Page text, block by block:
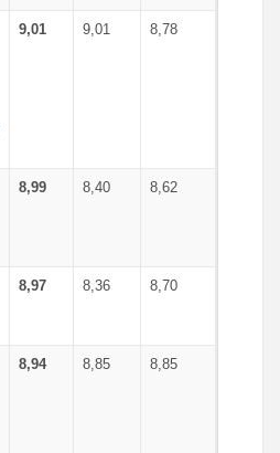
9,01 9,01 8,78
8,99 8,40 8,62
8,97 8,36 8,70
8,94 8,85 8,85